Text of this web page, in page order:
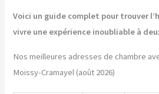
Voici un guide complet pour trouver
vivre une expérience inoubliable à
Nos meilleures adresses de chambre
Moissy-Cramayel (août 2026)